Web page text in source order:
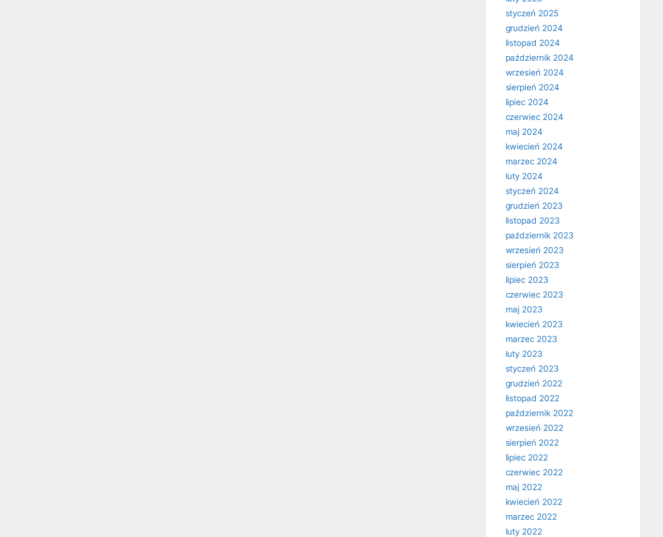
styczeń 2025
grudzień 2024
listopad 2024
październik 2024
wrzesień 2024
sierpień 2024
lipiec 2024
czerwiec 2024
maj 2024
kwiecień 2024
marzec 2024
luty 2024
styczeń 2024
grudzień 2023
listopad 2023
październik 2023
wrzesień 2023
sierpień 2023
lipiec 2023
czerwiec 2023
maj 2023
kwiecień 2023
marzec 2023
luty 2023
styczeń 2023
grudzień 2022
listopad 2022
październik 2022
wrzesień 2022
sierpień 2022
lipiec 2022
czerwiec 2022
maj 2022
kwiecień 2022
marzec 2022
luty 2022